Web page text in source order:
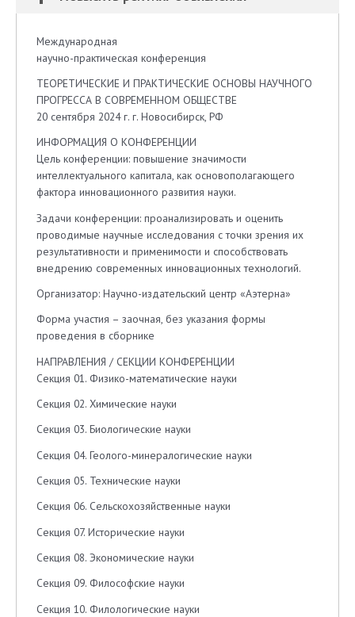
Международная
научно-практическая конференция
ТЕОРЕТИЧЕСКИЕ И ПРАКТИЧЕСКИЕ ОСНОВЫ НАУЧНОГО
ПРОГРЕССА В СОВРЕМЕННОМ ОБЩЕСТВЕ
20 сентября 2024 г. г. Новосибирск, РФ
ИНФОРМАЦИЯ О КОНФЕРЕНЦИИ
Цель конференции: повышение значимости
интеллектуального капитала, как основополагающего
фактора инновационного развития науки.
Задачи конференции: проанализировать и оценить
проводимые научные исследования с точки зрения их
результативности и применимости и способствовать
внедрению современных инновационных технологий.
Организатор: Научно-издательский центр «Аэтерна»
Форма участия – заочная, без указания формы
проведения в сборнике
НАПРАВЛЕНИЯ / СЕКЦИИ КОНФЕРЕНЦИИ
Секция 01. Физико-математические науки
Секция 02. Химические науки
Секция 03. Биологические науки
Секция 04. Геолого-минералогические науки
Секция 05. Технические науки
Секция 06. Сельскохозяйственные науки
Секция 07. Исторические науки
Секция 08. Экономические науки
Секция 09. Философские науки
Секция 10. Филологические науки